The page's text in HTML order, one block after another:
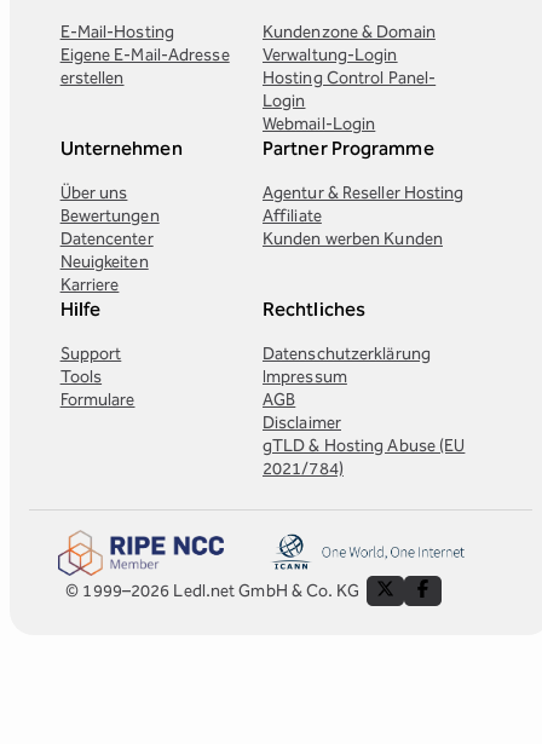
E-Mail-Hosting
Eigene E-Mail-Adresse
erstellen
Kundenzone & Domain
Verwaltung-Login
Hosting Control Panel-
Login
Webmail-Login
Unternehmen
Über uns
Bewertungen
Datencenter
Neuigkeiten
Karriere
Partner Programme
Agentur & Reseller Hosting
Affiliate
Kunden werben Kunden
Hilfe
Support
Tools
Formulare
Rechtliches
Datenschutzerklärung
Impressum
AGB
Disclaimer
gTLD & Hosting Abuse (EU
2021/784)
© 1999–2026 Ledl.net GmbH & Co. KG